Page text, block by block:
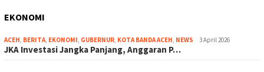
EKONOMI
ACEH BERITA EKONOMI GUBERNUR KOTA BANDA ACEH NEWS 3 April 2026
JKA Investasi Jangka Panjang, Anggaran P…